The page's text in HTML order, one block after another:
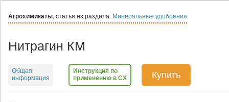
Агрохимикаты, статья из раздела: Минеральные удобрения
Нитрагин КМ
Общая
информация
Инструкция по
применению в СХ
Купить